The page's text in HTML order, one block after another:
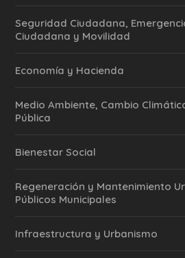
Seguridad Ciudadana,
Ciudadana y Movilidad
Economía y Hacienda
Medio Ambiente, Cambio
Pública
Bienestar Social
Regeneración y Mantenimiento
Públicos Municipales
Infraestructura y Urbanismo